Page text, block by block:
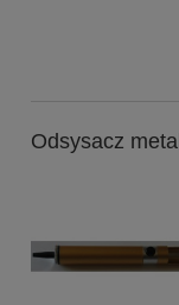
Odsysacz